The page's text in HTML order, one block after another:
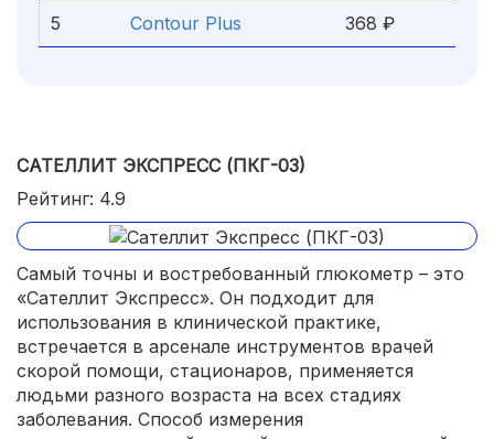
5 Contour Plus 368 ₽
САТЕЛЛИТ ЭКСПРЕСС (ПКГ-03)
Рейтинг: 4.9
Самый точны и востребованный глюкометр – это
«Сателлит Экспресс». Он подходит для
использования в клинической практике,
встречается в арсенале инструментов врачей
скорой помощи, стационаров, применяется
людьми разного возраста на всех стадиях
заболевания. Способ измерения